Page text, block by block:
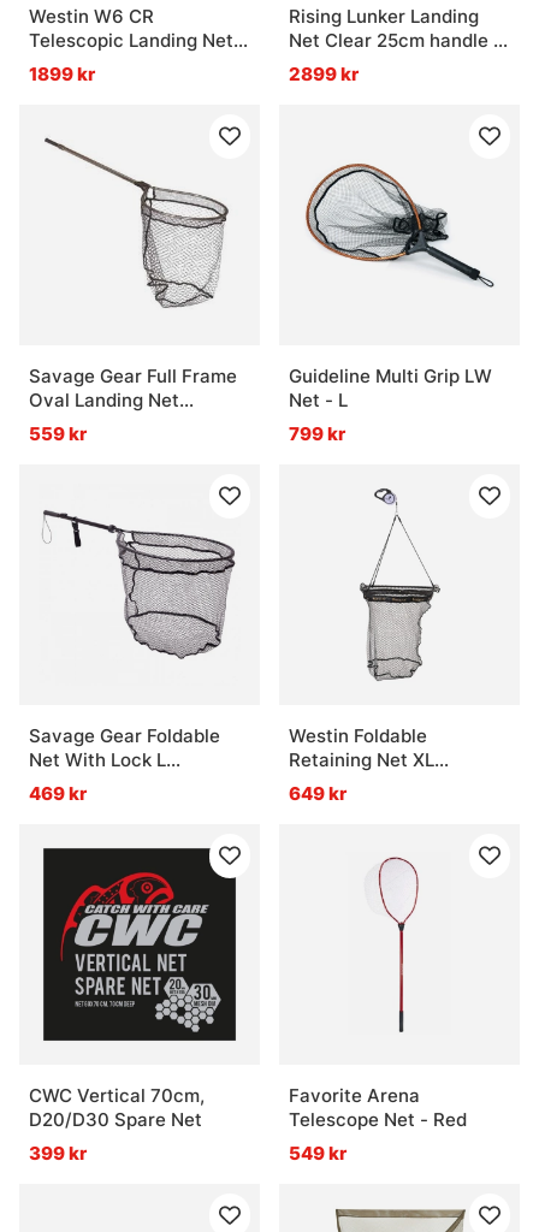
Westin W6 CR
Telescopic Landing Net
5M L, 77-500cm 7Sec
1899 kr
Rising Lunker Landing
Net Clear 25cm handle -
Moss
2899 kr
Savage Gear Full Frame
Oval Landing Net
(46x56cm) 95-150cm
559 kr
Guideline Multi Grip LW
Net - L
799 kr
Savage Gear Foldable
Net With Lock L
62x54x51cm 72cm 1pc
469 kr
Westin Foldable
Retaining Net XL
70x60x70cm 5m Line W.
Dog Leash
649 kr
CWC Vertical 70cm,
D20/D30 Spare Net
399 kr
Favorite Arena
Telescope Net - Red
549 kr